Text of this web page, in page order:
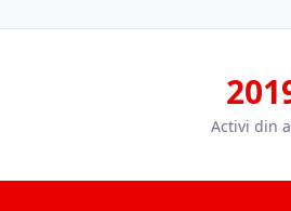
Activi din